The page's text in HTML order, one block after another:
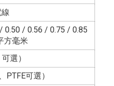
0.50 / 0.56 / 0.75 / 0.85
方毫米
選）
PTFE可選）